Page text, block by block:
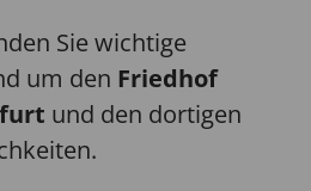
Sie wichtige
um den Friedhof
und den dortigen